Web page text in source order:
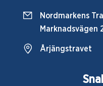
Nordmarkens
Marknadsvägen
Årjängstravet